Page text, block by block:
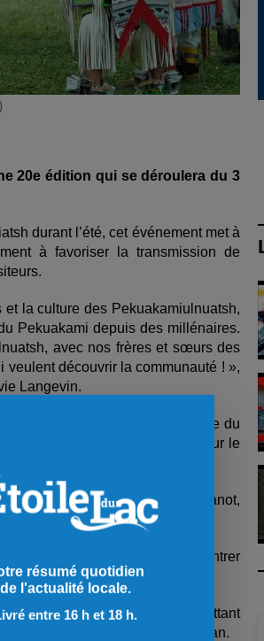
20e édition qui se déroulera du 3
durant l’été, cet événement met à
à favoriser la transmission de
la culture des Pekuakamiulnuatsh,
Pekuakami depuis des millénaires.
avec nos frères et sœurs des
découvrir la communauté ! »,
Langevin.
activités prévues durant la soirée du
déjà disponibles en ligne, sur le
notamment les courses de canot,
des kiosques d’artisans, rencontrer
promenade.
Un défilé de mode mettant
la pièce de théâtre Atanukan.
résumé quotidien
de l'actualité locale.
entre 16 h et 18 h.